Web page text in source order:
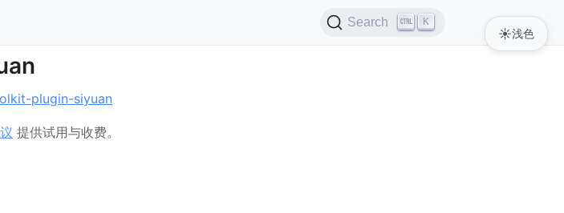
Search K
plugin-siyuan
提供试用与收费。
☀️浅色